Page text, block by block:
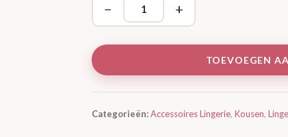
− +
TOEVOEGEN
Categorieën:Accessoires Lingerie, Kousen,